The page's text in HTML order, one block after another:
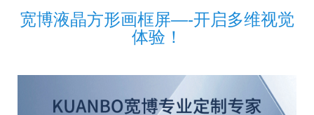
宽博液晶方形画框屏—-开启多维视觉
体验！